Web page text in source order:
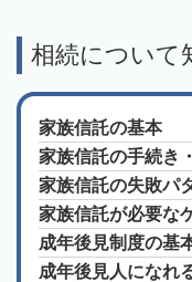
相続について
家族信託の基本
家族信託の手続き
家族信託の失敗パ
家族信託が必要な
成年後見制度の基
成年後見人になれ